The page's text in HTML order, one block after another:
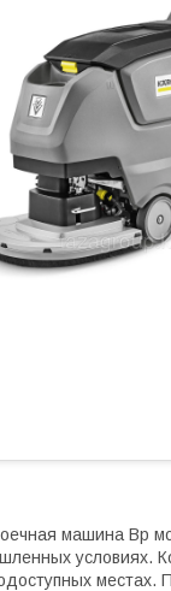
машина Bp
условиях.
местах.